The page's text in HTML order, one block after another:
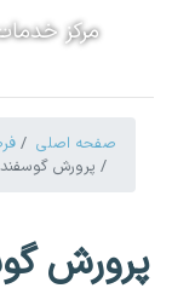
مرکز
صفحه اصلی
پرورش گوسفند
پرورش